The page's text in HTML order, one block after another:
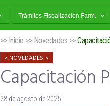
Trámites Fiscalización Farm.
>> Inicio >> Novedades >>
NOVEDADES
Capacitación
28 de agosto de 2025